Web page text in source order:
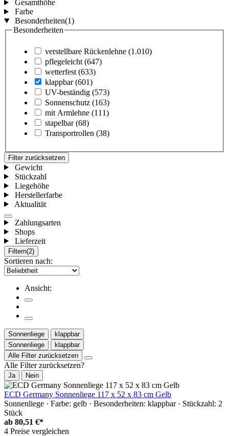
Gesamthöhe
Farbe
Besonderheiten(1)
Besonderheiten
verstellbare Rückenlehne (1.010)
pflegeleicht (647)
wetterfest (633)
klappbar (601)
UV-beständig (573)
Sonnenschutz (163)
mit Armlehne (111)
stapelbar (68)
Transportrollen (38)
Filter zurücksetzen
Gewicht
Stückzahl
Liegehöhe
Herstellerfarbe
Aktualität
Zahlungsarten
Shops
Lieferzeit
Filtern(2)
Sortieren nach:
Ansicht:
Sonnenliege
klappbar
Sonnenliege
klappbar
Alle Filter zurücksetzen
Alle Filter zurücksetzen?
Ja Nein
ECD Germany Sonnenliege 117 x 52 x 83 cm Gelb
Sonnenliege · Farbe: gelb · Besonderheiten: klappbar · Stückzahl: 2
Stück
ab 80,51 €*
4 Preise vergleichen